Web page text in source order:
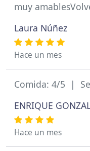
muy
Laura Núñez
Hace un mes
Comida: 4/5 |
ENRIQUE
Hace un mes